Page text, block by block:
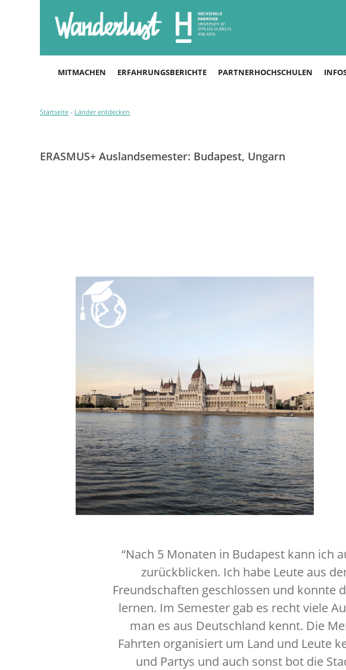
MITMACHEN ERFAHRUNGSBERICHTE PARTNERHOCHSCHULEN
Startseite - Länder entdecken
ERASMUS+ Auslandsemester: Budapest, Ungarn
“Nach 5 Monaten in Budapest kann ich
zurückblicken. Ich habe Leute aus
Freundschaften geschlossen und konnte
lernen. Im Semester gab es recht viele
man es aus Deutschland kennt. Die
Fahrten organisiert um Land und Leute
und Partys und auch sonst bot die